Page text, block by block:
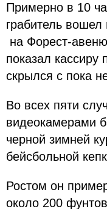
Примерно в 10
грабитель
на Форест-
показал кассиру
скрылся с пока
Во всех пяти
видеокамерами
черной зимней
бейсбольной
Ростом он
около 200